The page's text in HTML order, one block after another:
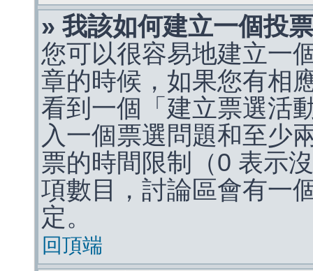
» 我該如何建立一個投
您可以很容易地建立一
章的時候，如果您有相
看到一個「建立票選活
入一個票選問題和至少
票的時間限制（0 表示
項數目，討論區會有一
定。
回頂端